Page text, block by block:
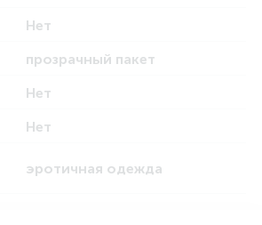
Нет
прозрачный пакет
Нет
Нет
эротичная одежда